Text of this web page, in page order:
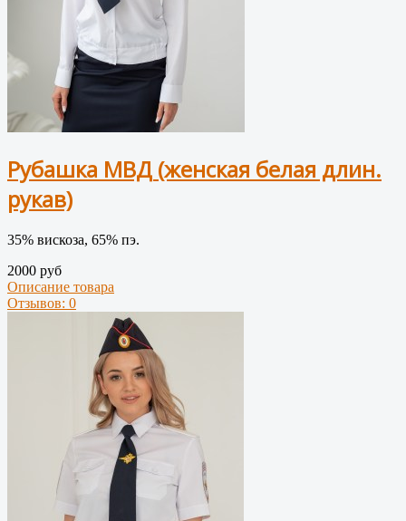
Рубашка МВД (женская белая длин.
рукав)
35% вискоза, 65% пэ.
2000 руб
Описание товара
Отзывов: 0